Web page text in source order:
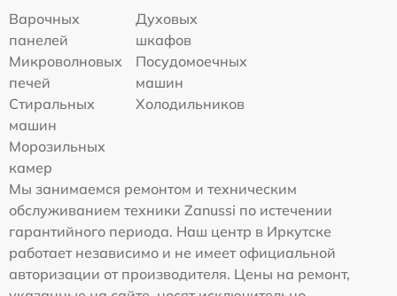
Варочных
панелей
Духовых
шкафов
Микроволновых
печей
Посудомоечных
машин
Стиральных
машин
Холодильников
Морозильных
камер
Мы занимаемся ремонтом и техническим
обслуживанием техники Zanussi по истечении
гарантийного периода. Наш центр в Иркутске
работает независимо и не имеет официальной
авторизации от производителя. Цены на ремонт,